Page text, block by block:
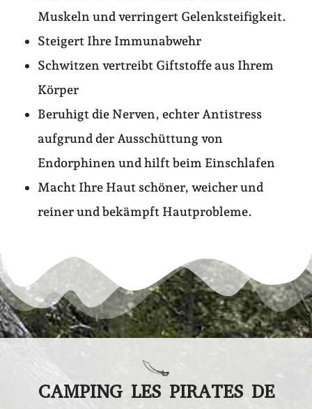
Muskeln und verringert Gelenksteifigkeit.
Steigert Ihre Immunabwehr
Schwitzen vertreibt Giftstoffe aus Ihrem
Körper
Beruhigt die Nerven, echter Antistress
aufgrund der Ausschüttung von
Endorphinen und hilft beim Einschlafen
Macht Ihre Haut schöner, weicher und
reiner und bekämpft Hautprobleme.
CAMPING LES PIRATES DE